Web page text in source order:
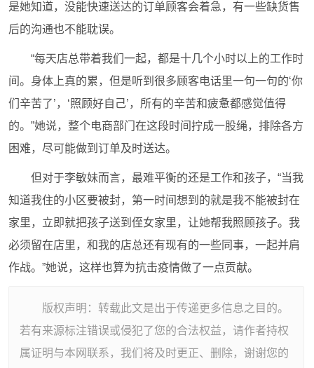
是她知道，没能快速送达的订单顾客会着急，有一些缺货售
后的沟通也不能耽误。
“每天店总带着我们一起，都是十几个小时以上的工作时
间。身体上真的累，但是听到很多顾客电话里一句一句的‘你
们辛苦了’，‘照顾好自己’，所有的辛苦和疲惫都感觉值得
的。”她说，整个电商部门在这段时间拧成一股绳，排除各方
困难，尽可能做到订单及时送达。
但对于李敏妹而言，最难平衡的还是工作和孩子，“当我
知道我住的小区要被封，第一时间想到的就是我不能被封在
家里，立即就把孩子送到侄女家里，让她帮我照顾孩子。我
必须留在店里，和我的店总还有现有的一些同事，一起并肩
作战。”她说，这样也算为抗击疫情做了一点贡献。
版权声明：转载此文是出于传递更多信息之目的。
若有来源标注错误或侵犯了您的合法权益，请作者持权
属证明与本网联系，我们将及时更正、删除，谢谢您的